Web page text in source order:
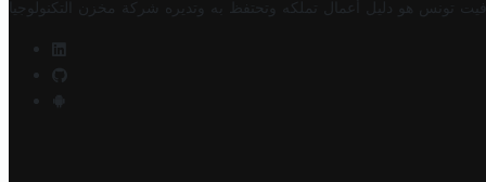
تونس هو دليل أعمال تملكه وتحتفظ به وتديره شركة مخزن التكنولوجيا